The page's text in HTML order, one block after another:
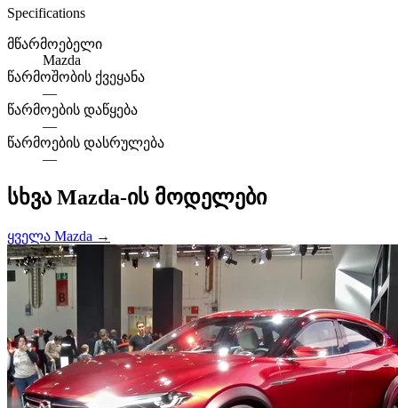
Specifications
მწარმოებელი
Mazda
წარმოშობის ქვეყანა
—
წარმოების დაწყება
—
წარმოების დასრულება
—
სხვა Mazda-ის მოდელები
ყველა Mazda →